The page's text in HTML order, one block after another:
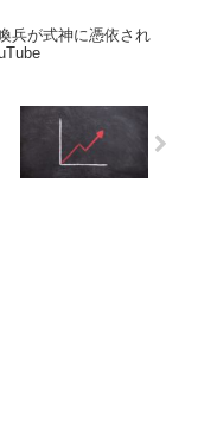
兵が式神に憑依され